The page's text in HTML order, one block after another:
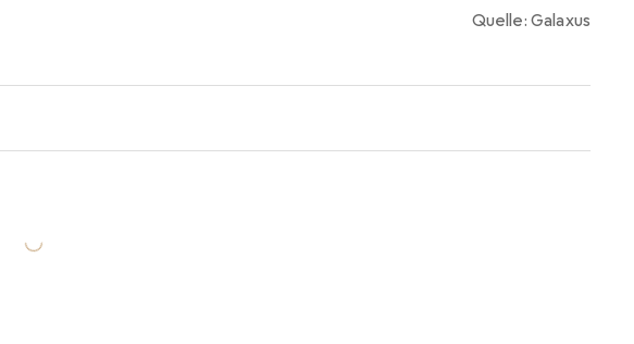
Quelle: Galaxus